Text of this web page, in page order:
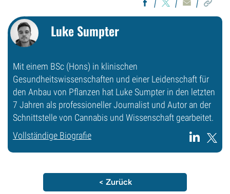
Luke Sumpter
Mit einem BSc (Hons) in klinischen
Gesundheitswissenschaften und einer Leidenschaft für
den Anbau von Pflanzen hat Luke Sumpter in den letzten
7 Jahren als professioneller Journalist und Autor an der
Schnittstelle von Cannabis und Wissenschaft gearbeitet.
Vollständige Biografie
< Zurück